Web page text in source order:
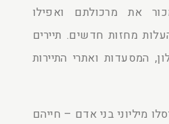
את מרכולתם ואפילו
מחזות חדשים. תיירים
המסעדות ואתרי התיירות
מיליוני בני אדם – חייהם